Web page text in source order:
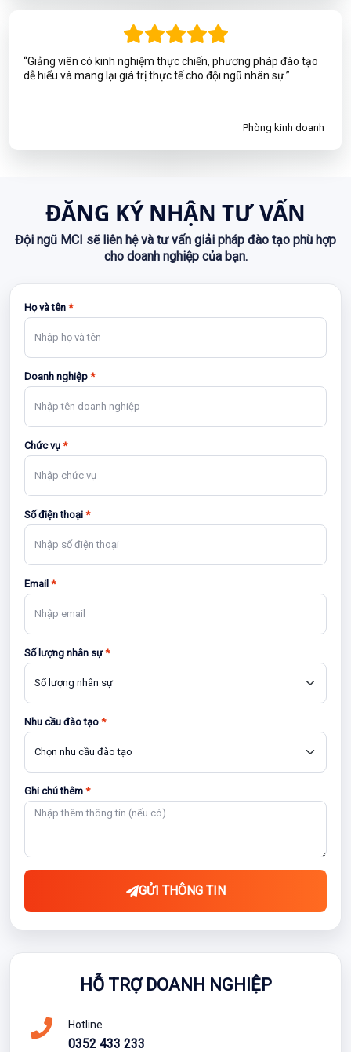
“Giảng viên có kinh nghiệm thực chiến, phương pháp đào tạo
dễ hiểu và mang lại giá trị thực tế cho đội ngũ nhân sự.”
Phòng kinh doanh
ĐĂNG KÝ NHẬN TƯ VẤN
Đội ngũ MCI sẽ liên hệ và tư vấn giải pháp đào tạo phù hợp
cho doanh nghiệp của bạn.
Họ và tên *
Doanh nghiệp *
Chức vụ *
Số điện thoại *
Email *
Số lượng nhân sự*
Nhu cầu đào tạo *
Ghi chú thêm *
GỬI THÔNG TIN
HỖ TRỢ DOANH NGHIỆP
Hotline
0352 433 233